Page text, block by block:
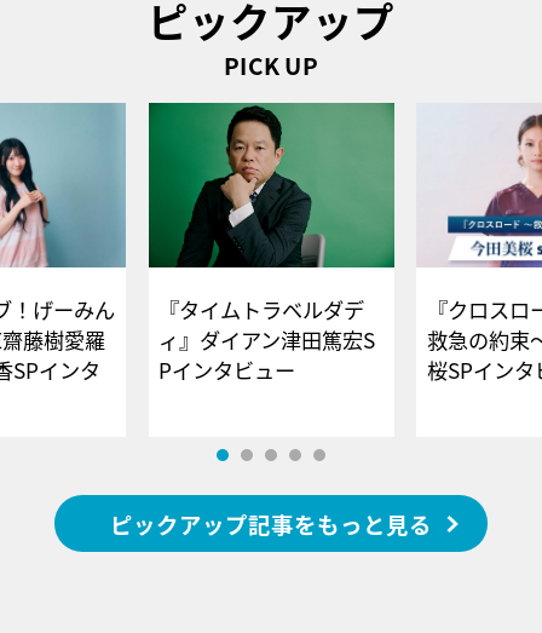
ピックアップ
PICK UP
！げーみん
藤樹愛羅
SPインタ
『タイムトラベルダデ
ィ』ダイアン津田篤宏S
Pインタビュー
『クロス
救急の約束
桜SPイ
ピックアップ記事をもっと見る